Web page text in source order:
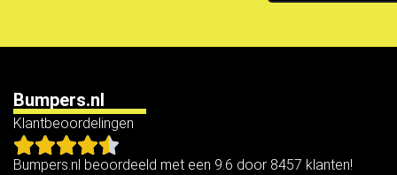
Bumpers.nl
Klantbeoordelingen
Bumpers.nl beoordeeld met een 9.6 door 8457 klanten!